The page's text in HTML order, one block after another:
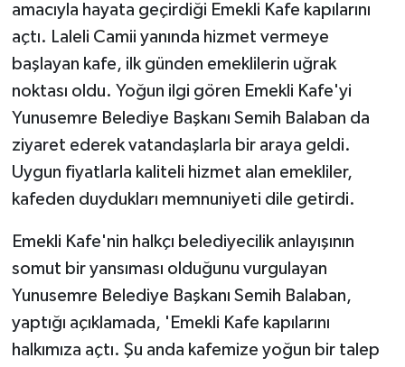
amacıyla hayata geçirdiği Emekli Kafe kapılarını
açtı. Laleli Camii yanında hizmet vermeye
başlayan kafe, ilk günden emeklilerin uğrak
noktası oldu. Yoğun ilgi gören Emekli Kafe'yi
Yunusemre Belediye Başkanı Semih Balaban da
ziyaret ederek vatandaşlarla bir araya geldi.
Uygun fiyatlarla kaliteli hizmet alan emekliler,
kafeden duydukları memnuniyeti dile getirdi.
Emekli Kafe'nin halkçı belediyecilik anlayışının
somut bir yansıması olduğunu vurgulayan
Yunusemre Belediye Başkanı Semih Balaban,
yaptığı açıklamada, 'Emekli Kafe kapılarını
halkımıza açtı. Şu anda kafemize yoğun bir talep